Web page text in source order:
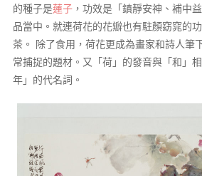
的種子是蓮子，功效是「鎮靜安神、補中
品當中。就連荷花的花瓣也有駐顏窈窕的
茶。 除了食用，荷花更成為畫家和詩人筆
常捕捉的題材。又「荷」的發音與「和」
年」的代名詞。